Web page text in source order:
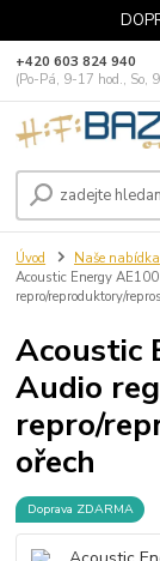
+420 603 824 940
(Po-Pá, 9-17 hod., So,
Úvod Naše nabídka
Acoustic Energy
repro/reproduktory/
Acoustic
Audio
repro/
ořech
Doprava ZDARMA